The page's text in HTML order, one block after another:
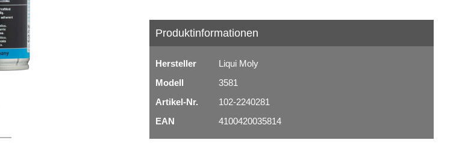
Produktinformationen
Hersteller
Liqui Moly
Modell
3581
Artikel-Nr.
102-2240281
EAN
4100420035814